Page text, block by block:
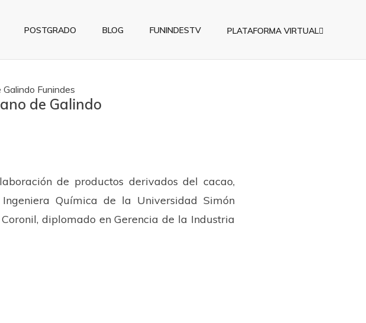
POSTGRADO BLOG FUNINDESTV PLATAFORMA VIRTUAL
de Galindo
de productos derivados del cacao,
Química de la Universidad Simón
diplomado en Gerencia de la Industria